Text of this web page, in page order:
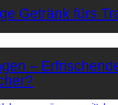
Getränk fürs
–